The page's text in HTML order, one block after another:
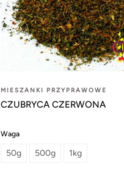
MIESZANKI PRZYPRAWOWE
CZUBRYCA CZERWONA
Waga
50g 500g 1kg